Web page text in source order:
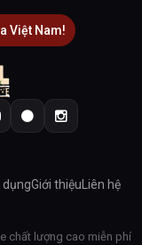
Việt Nam!
Giới thiệuLiên hệ
chất lượng cao miễn phí